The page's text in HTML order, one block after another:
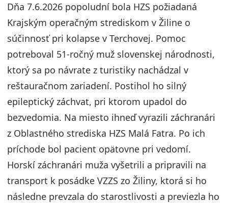
Dňa 7.6.2026 popoludní bola HZS požiadaná
Krajským operačným strediskom v Žiline o
súčinnosť pri kolapse v Terchovej. Pomoc
potreboval 51-ročný muž slovenskej národnosti,
ktorý sa po návrate z turistiky nachádzal v
reštauračnom zariadení. Postihol ho silný
epileptický záchvat, pri ktorom upadol do
bezvedomia. Na miesto ihneď vyrazili záchranári
z Oblastného strediska HZS Malá Fatra. Po ich
príchode bol pacient opätovne pri vedomí.
Horskí záchranári muža vyšetrili a pripravili na
transport k posádke VZZS zo Žiliny, ktorá si ho
následne prevzala do starostlivosti a previezla ho